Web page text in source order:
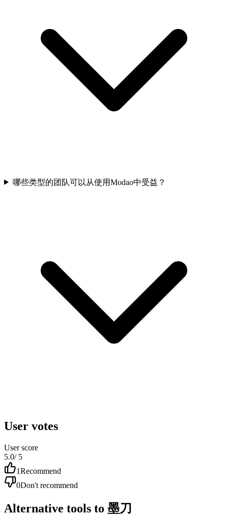
哪些类型的团队可以从使用Modao中受益？
User votes
User score
5.0/ 5
1Recommend
0Don't recommend
Alternative tools to 墨刀